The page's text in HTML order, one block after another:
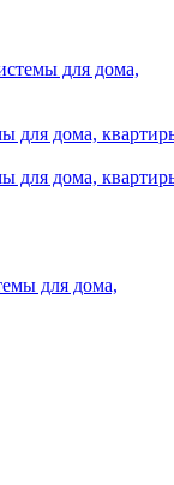
для дома,
для дома,
для дома,
для дома,